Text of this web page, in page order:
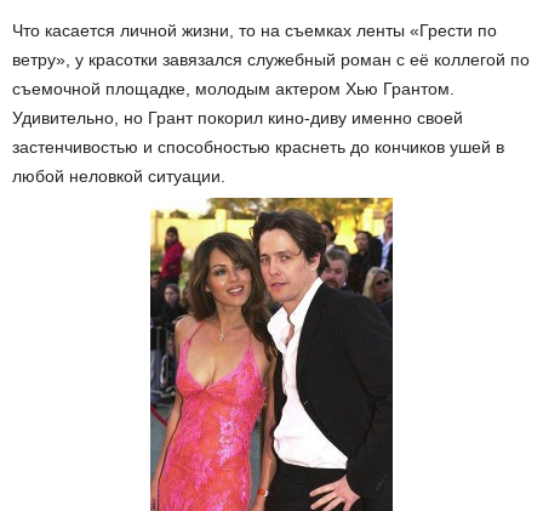
Что касается личной жизни, то на съемках ленты «Грести по
ветру», у красотки завязался служебный роман с её коллегой по
съемочной площадке, молодым актером Хью Грантом.
Удивительно, но Грант покорил кино-диву именно своей
застенчивостью и способностью краснеть до кончиков ушей в
любой неловкой ситуации.